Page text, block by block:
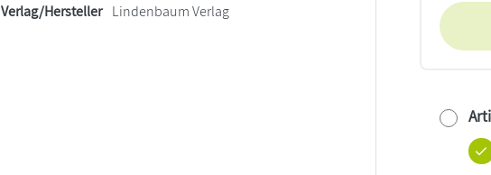
Verlag/Hersteller Lindenbaum Verlag